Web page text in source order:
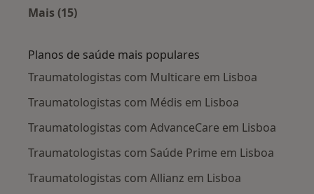
Mais (15)
Planos de saúde mais populares
Traumatologistas com Multicare em Lisboa
Traumatologistas com Médis em Lisboa
Traumatologistas com AdvanceCare em Lisboa
Traumatologistas com Saúde Prime em Lisboa
Traumatologistas com Allianz em Lisboa